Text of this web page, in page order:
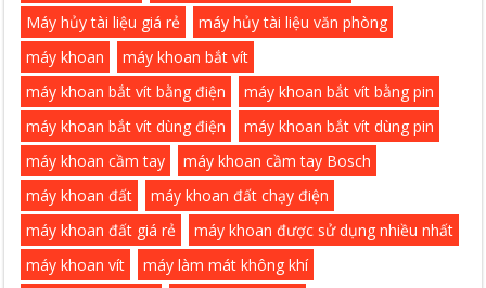
Máy hủy tài liệu giá rẻ
máy hủy tài liệu văn phòng
máy khoan
máy khoan bắt vít
máy khoan bắt vít bằng điện
máy khoan bắt vít bằng pin
máy khoan bắt vít dùng điện
máy khoan bắt vít dùng pin
máy khoan cầm tay
máy khoan cầm tay Bosch
máy khoan đất
máy khoan đất chạy điện
máy khoan đất giá rẻ
máy khoan được sử dụng nhiều nhất
máy khoan vít
máy làm mát không khí